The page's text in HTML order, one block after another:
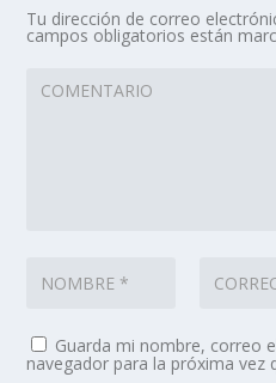
Tu dirección de correo
campos obligatorios están
Guarda mi nombre, correo
navegador para la próxima vez